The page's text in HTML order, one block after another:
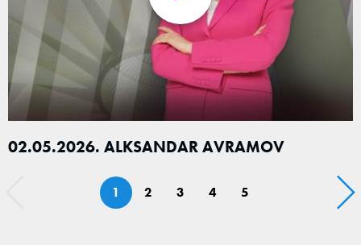
02.05.2026. ALKSANDAR AVRAMOV
1 2 3 4 5